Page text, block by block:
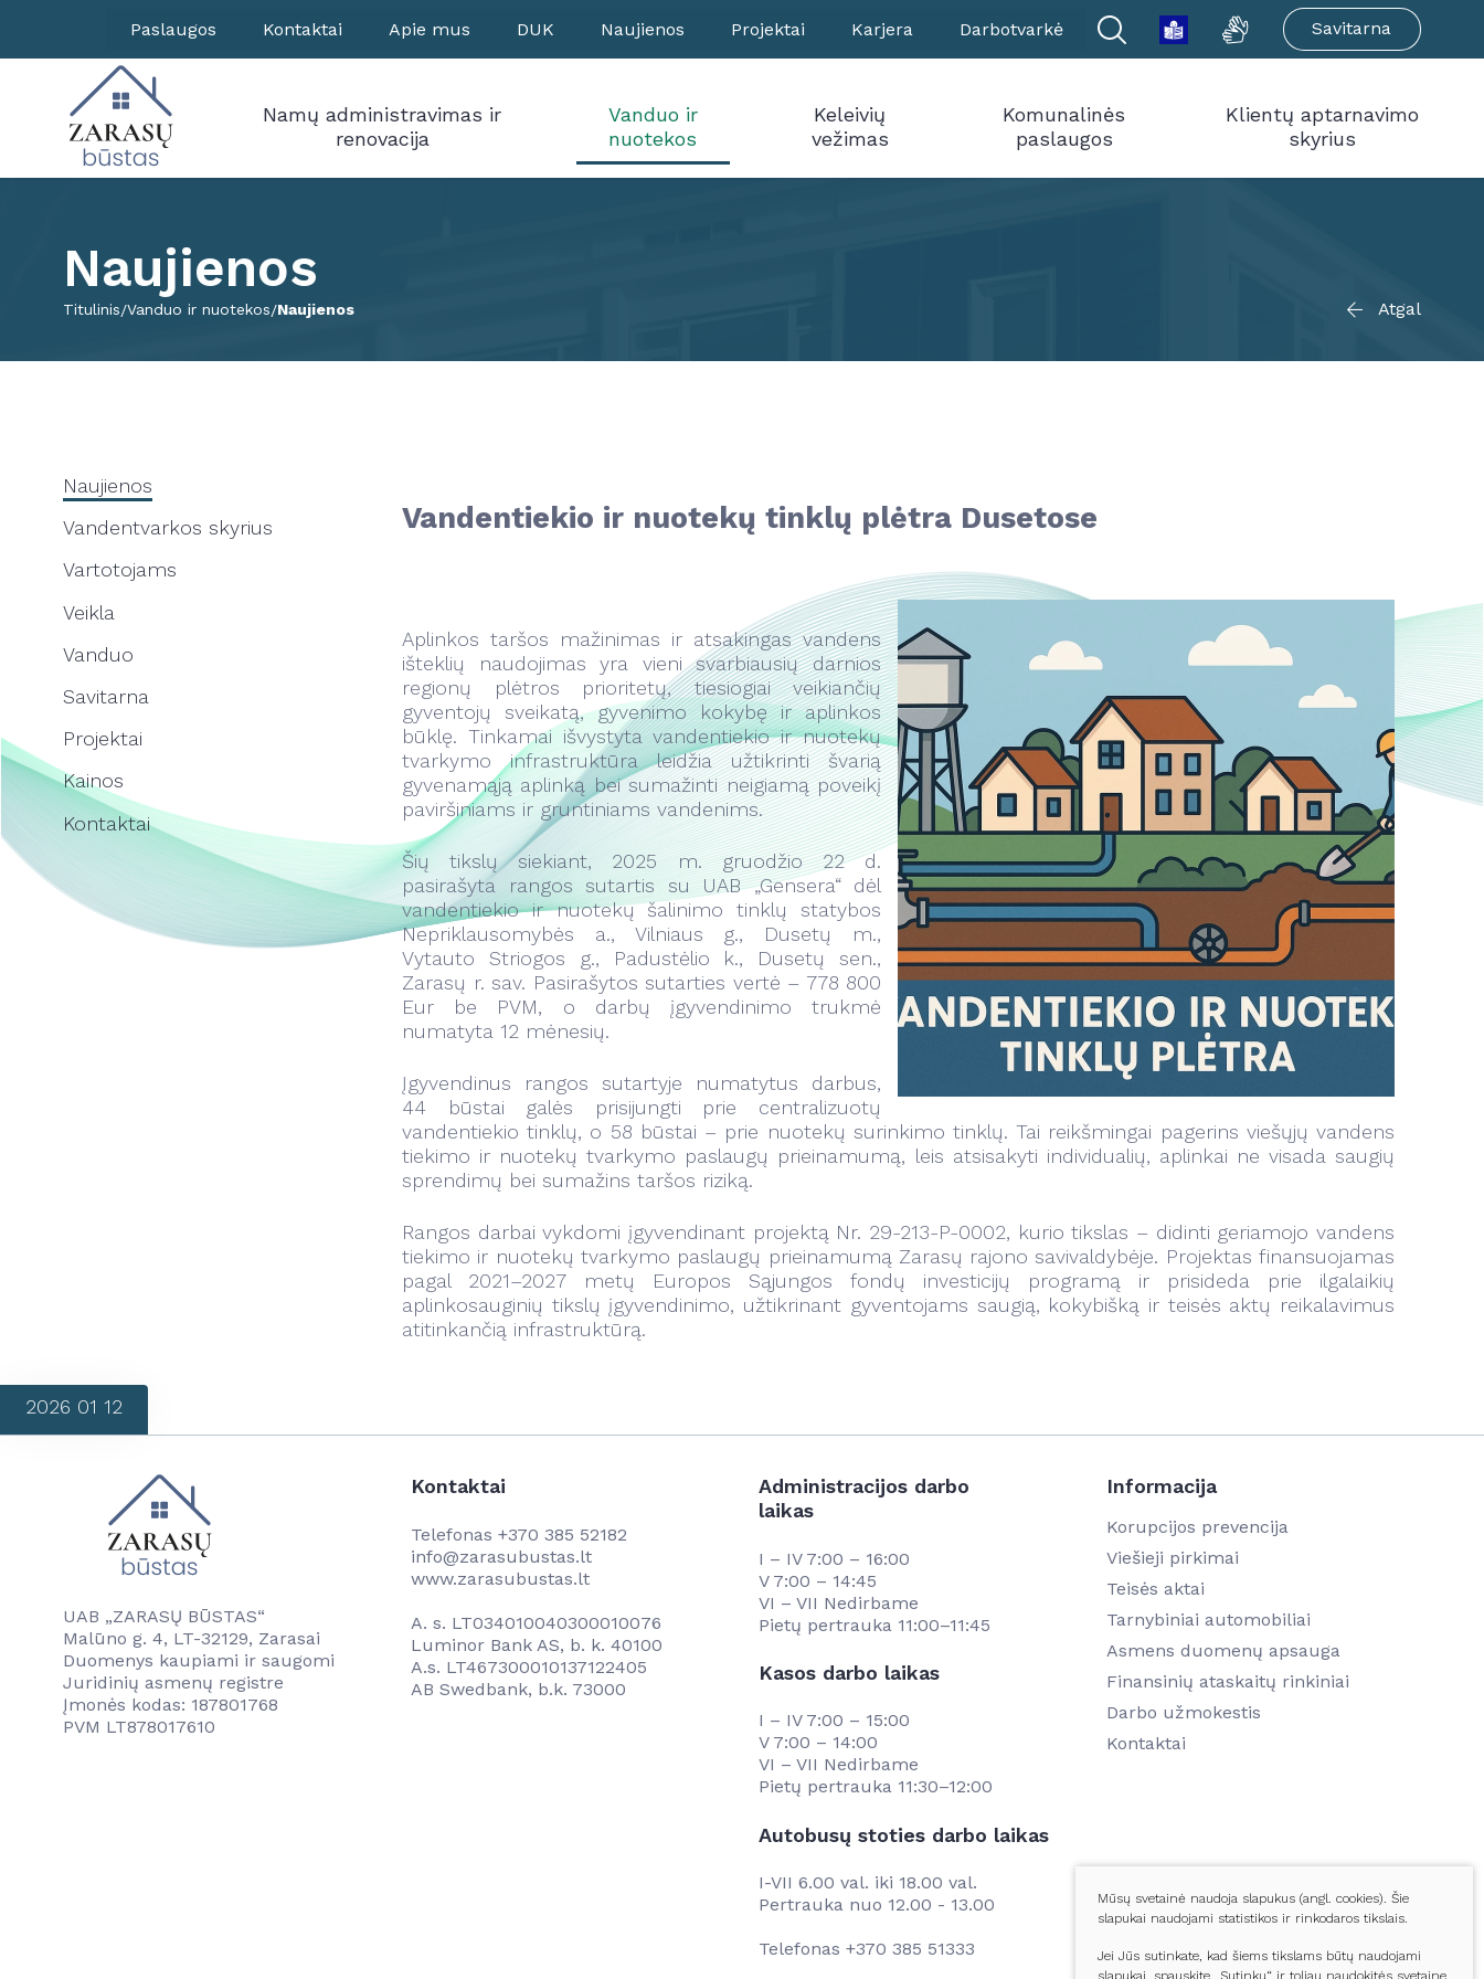
Paslaugos Kontaktai Apie mus DUK Naujienos Projektai Karjera Darbotvarkė Savitarna
Namų administravimas ir
renovacija
Vanduo ir
nuotekos
Keleivių
vežimas
Komunalinės
paslaugos
Klientų aptarnavimo
skyrius
Naujienos
Titulinis Vanduo ir nuotekos Naujienos Atgal
Naujienos
Vandentvarkos skyrius
Vartotojams
Veikla
Vanduo
Savitarna
Projektai
Kainos
Kontaktai
Vandentiekio ir nuotekų tinklų plėtra Dusetose
2026 01 12
Aplinkos taršos mažinimas ir atsakingas vandens
išteklių naudojimas yra vieni svarbiausių darnios
regionų plėtros prioritetų, tiesiogiai veikiančių
gyventojų sveikatą, gyvenimo kokybę ir aplinkos
būklę. Tinkamai išvystyta vandentiekio ir nuotekų
tvarkymo infrastruktūra leidžia užtikrinti švarią
gyvenamąją aplinką bei sumažinti neigiamą poveikį
paviršiniams ir gruntiniams vandenims.
Šių tikslų siekiant, 2025 m. gruodžio 22 d.
pasirašyta rangos sutartis su UAB „Gensera“ dėl
vandentiekio ir nuotekų šalinimo tinklų statybos
Nepriklausomybės a., Vilniaus g., Dusetų m.,
Vytauto Striogos g., Padustėlio k., Dusetų sen.,
Zarasų r. sav. Pasirašytos sutarties vertė – 778 800
Eur be PVM, o darbų įgyvendinimo trukmė
numatyta 12 mėnesių.
Įgyvendinus rangos sutartyje numatytus darbus,
44 būstai galės prisijungti prie centralizuotų
vandentiekio tinklų, o 58 būstai – prie nuotekų surinkimo tinklų. Tai reikšmingai pagerins viešųjų vandens
tiekimo ir nuotekų tvarkymo paslaugų prieinamumą, leis atsisakyti individualių, aplinkai ne visada saugių
sprendimų bei sumažins taršos riziką.
Rangos darbai vykdomi įgyvendinant projektą Nr. 29-213-P-0002, kurio tikslas – didinti geriamojo vandens
tiekimo ir nuotekų tvarkymo paslaugų prieinamumą Zarasų rajono savivaldybėje. Projektas finansuojamas
pagal 2021–2027 metų Europos Sąjungos fondų investicijų programą ir prisideda prie ilgalaikių
aplinkosauginių tikslų įgyvendinimo, užtikrinant gyventojams saugią, kokybišką ir teisės aktų reikalavimus
atitinkančią infrastruktūrą.
UAB „ZARASŲ BŪSTAS“
Malūno g. 4, LT-32129, Zarasai
Duomenys kaupiami ir saugomi
Juridinių asmenų registre
Įmonės kodas: 187801768
PVM LT878017610
Kontaktai
Telefonas +370 385 52182
info@zarasubustas.lt
www.zarasubustas.lt
A. s. LT034010040300010076
Luminor Bank AS, b. k. 40100
A.s. LT467300010137122405
AB Swedbank, b.k. 73000
Administracijos darbo
laikas
I – IV 7:00 – 16:00
V 7:00 – 14:45
VI – VII Nedirbame
Pietų pertrauka 11:00–11:45
Kasos darbo laikas
I – IV 7:00 – 15:00
V 7:00 – 14:00
VI – VII Nedirbame
Pietų pertrauka 11:30–12:00
Autobusų stoties darbo laikas
I-VII 6.00 val. iki 18.00 val.
Pertrauka nuo 12.00 - 13.00
Telefonas +370 385 51333
Informacija
Korupcijos prevencija
Viešieji pirkimai
Teisės aktai
Tarnybiniai automobiliai
Asmens duomenų apsauga
Finansinių ataskaitų rinkiniai
Darbo užmokestis
Kontaktai
Mūsų svetainė naudoja slapukus (angl. cookies). Šie
slapukai naudojami statistikos ir rinkodaros tikslais.
Jei Jūs sutinkate, kad šiems tikslams būtų naudojami